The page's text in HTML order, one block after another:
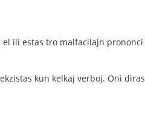
el ili estas tro malfacilajn
kun kelkaj verboj. Oni